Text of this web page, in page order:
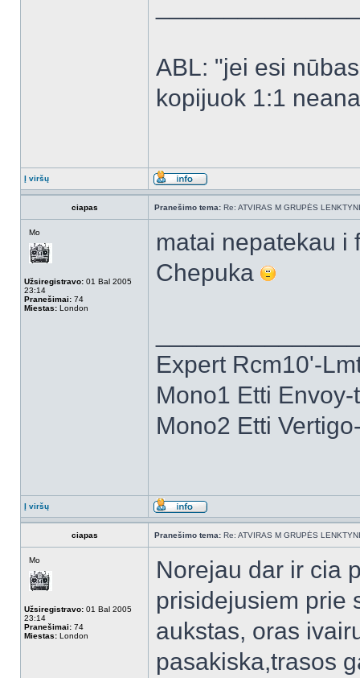
ABL: "jei esi
kopijuok 1:1
Į viršų
ciapas Pranešimo tema: Re: ATVIRAS M GRUPĖS
Mo
Užsiregistravo: 01 Bal 2005
23:14
Pranešimai: 74
Miestas: London
matai nepatekau i
Chepuka
Expert Rcm10'-
Mono1 Etti
Mono2 Etti
Į viršų
ciapas Pranešimo tema: Re: ATVIRAS M GRUPĖS
Mo
Užsiregistravo: 01 Bal 2005
23:14
Pranešimai: 74
Miestas: London
Norejau dar ir cia
prisidejusiem prie
aukstas, oras
pasakiska,trasos